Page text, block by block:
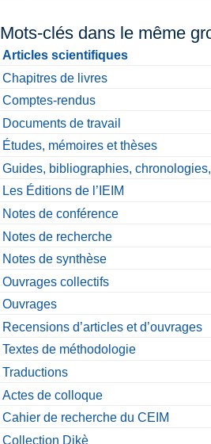
Mots-clés dans le même
Articles scientifiques
Chapitres de livres
Comptes-rendus
Documents de travail
Études, mémoires et thèses
Guides, bibliographies,
Les Éditions de l’IEIM
Notes de conférence
Notes de recherche
Notes de synthèse
Ouvrages collectifs
Ouvrages
Recensions d’articles et d’ouvrages
Textes de méthodologie
Traductions
Actes de colloque
Cahier de recherche du CEIM
Collection Dikè